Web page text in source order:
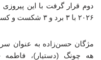
دوم قرار گرفت با این پیروزی
۲۰۲۶ با ۳ برد و ۳ شکست و کسب رتبه هفتم مسابقات پایان داد.
مژگان حسن‌زاده به عنوان
هه چونگ (دستیار)،